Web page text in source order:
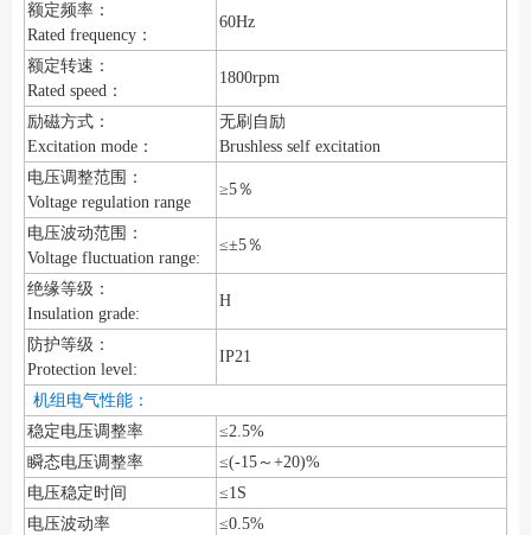
额定频率：
Rated frequency：
60Hz
额定转速：
Rated speed：
1800rpm
励磁方式：
Excitation mode：
无刷自励
Brushless self excitation
电压调整范围：
Voltage regulation range
≥5％
电压波动范围：
Voltage fluctuation range:
≤±5％
绝缘等级：
Insulation grade:
H
防护等级：
Protection level:
IP21
机组电气性能：
稳定电压调整率
≤2.5%
瞬态电压调整率
≤(-15～+20)%
电压稳定时间
≤1S
电压波动率
≤0.5%